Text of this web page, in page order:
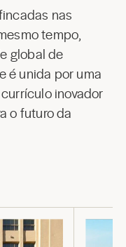
nas
tempo,
global de
é unida por uma
inovador
o futuro da